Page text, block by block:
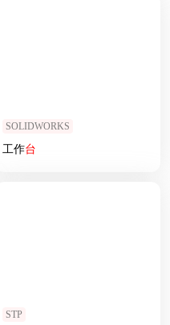
SOLIDWORKS
工作台
STP